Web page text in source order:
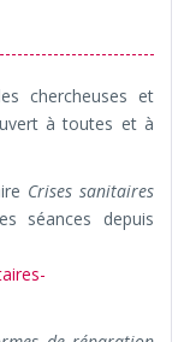
chercheuses et
à toutes et à
Crises sanitaires
séances depuis